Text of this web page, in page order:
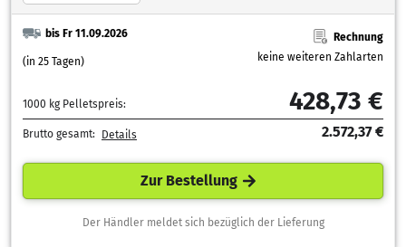
bis Fr 11.09.2026
(in 25 Tagen)
Rechnung
keine weiteren Zahlarten
1000 kg Pelletspreis: 428,73 €
Brutto gesamt: Details 2.572,37 €
Zur Bestellung
Der Händler meldet sich bezüglich der Lieferung